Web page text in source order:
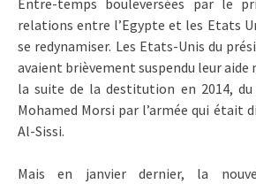
Entre-temps bouleversées par le
relations entre l’Egypte et les Etats
se redynamiser. Les Etats-Unis du
avaient brièvement suspendu leur aide
la suite de la destitution en 2014,
Mohamed Morsi par l’armée qui était
Al-Sissi.
Mais en janvier dernier, la